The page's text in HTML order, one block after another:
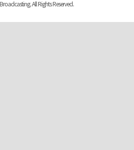
All Rights Reserved.